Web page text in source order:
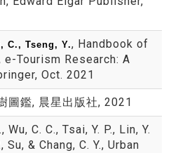
C., Tseng, Y., Handbook of
e-Tourism Research: A
Oct. 2021
圖鑑, 晨星出版社, 2021
Wu, C. C., Tsai, Y. P., Lin, Y.
Su, & Chang, C. Y., Urban